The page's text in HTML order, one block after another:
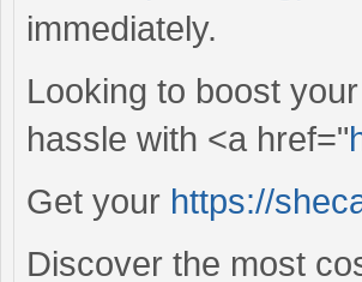
immediately.
Looking to boost
hassle with <a href="
Get your https://
Discover the most